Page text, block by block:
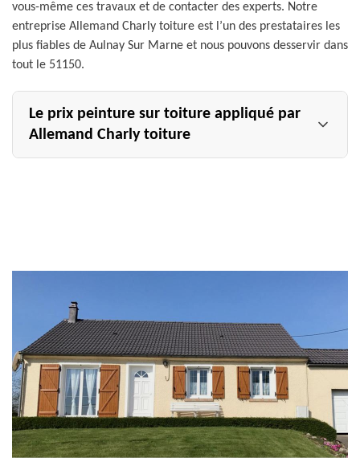
vous-même ces travaux et de contacter des experts. Notre
entreprise Allemand Charly toiture est l’un des prestataires les
plus fiables de Aulnay Sur Marne et nous pouvons desservir dans
tout le 51150.
Le prix peinture sur toiture appliqué par
Allemand Charly toiture
d’exécution des tâches, accessibilité, etc. Quoi qu’il en
soit, nous pouvons vous garantir que notre tarif peinture
sur toiture 51150 sera accessible à tous et défiera la
concurrence.